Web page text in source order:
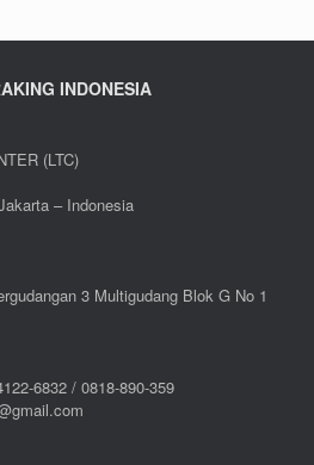
INDONESIA
(LTC)
– Indonesia
3 Multigudang Blok G No 1
6832 / 0818-890-359